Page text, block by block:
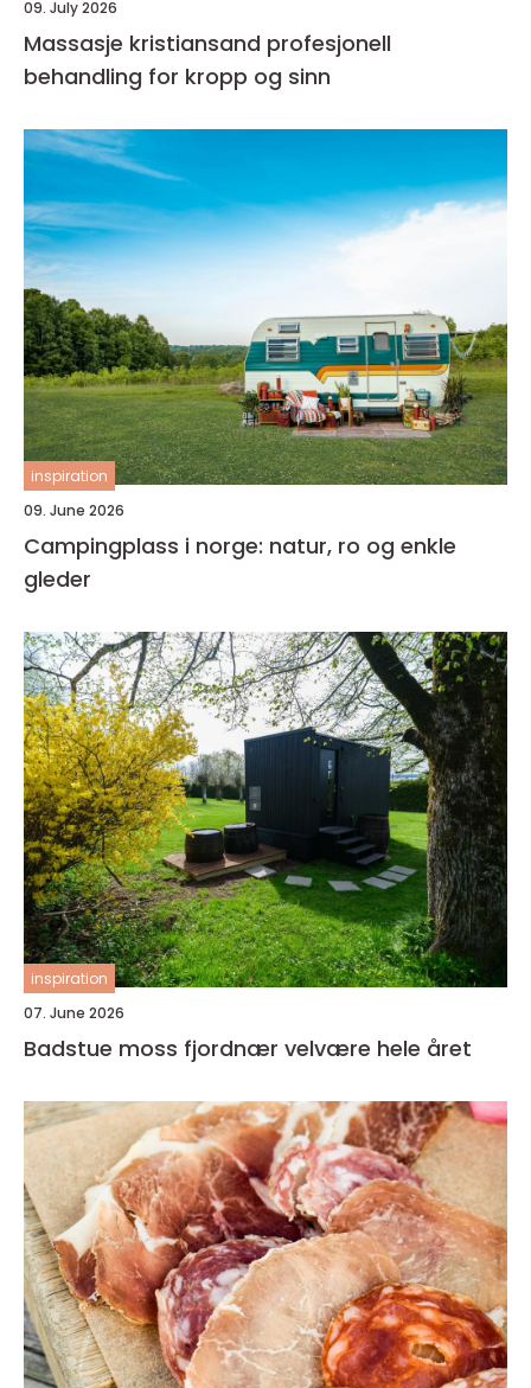
09. July 2026
Massasje kristiansand profesjonell
behandling for kropp og sinn
inspiration
09. June 2026
Campingplass i norge: natur, ro og enkle
gleder
inspiration
07. June 2026
Badstue moss fjordnær velvære hele året